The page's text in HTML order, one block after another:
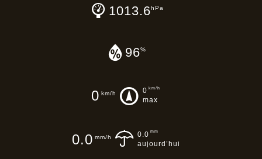
1013.6hPa
96%
0 km/h 0 km/h
max
0.0 mm/h 0.0 mm
aujourd’hui